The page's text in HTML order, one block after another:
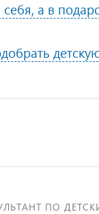
а в
детскую
ПО